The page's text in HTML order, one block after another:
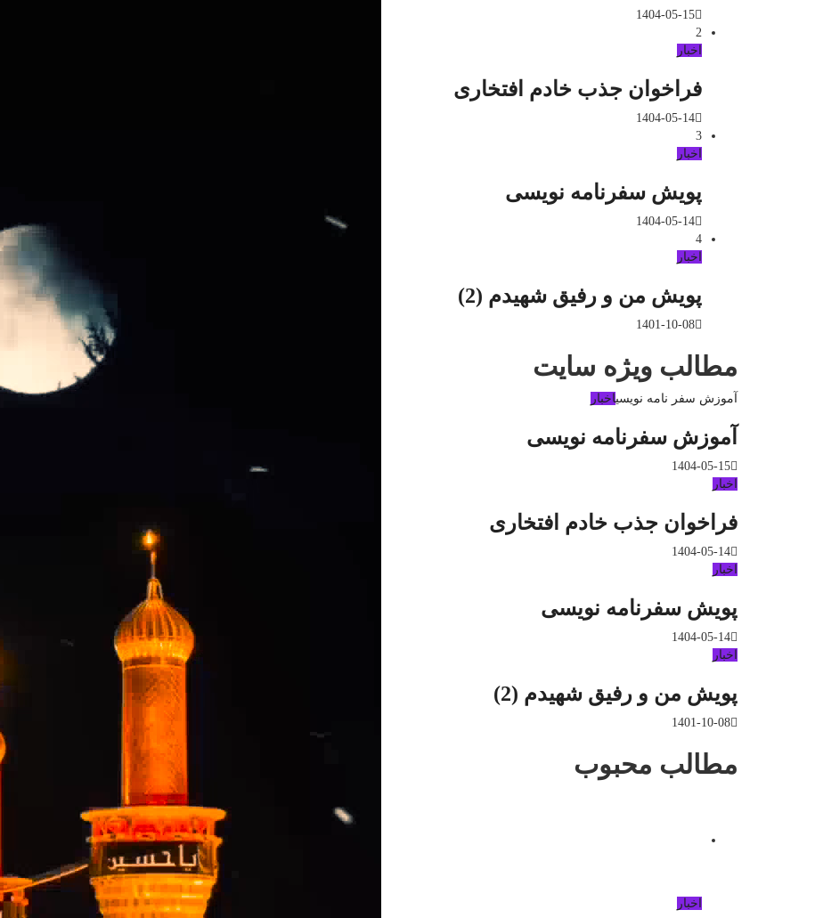
1404-05-15
2
اخبار
فراخوان جذب خادم افتخاری
1404-05-14
3
اخبار
پویش سفرنامه نویسی
1404-05-14
4
اخبار
پویش من و رفیق شهیدم (2)
1401-10-08
مطالب ویژه سایت
آموزش سفر نامه نویسیاخبار
آموزش سفرنامه نویسی
1404-05-15
اخبار
فراخوان جذب خادم افتخاری
1404-05-14
اخبار
پویش سفرنامه نویسی
1404-05-14
اخبار
پویش من و رفیق شهیدم (2)
1401-10-08
مطالب محبوب
اخبار